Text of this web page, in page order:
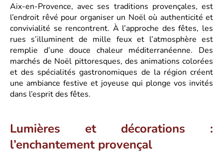
Aix-en-Provence, avec ses traditions provençales, est
l’endroit rêvé pour organiser un Noël où authenticité et
convivialité se rencontrent. À l’approche des fêtes, les
rues s’illuminent de mille feux et l’atmosphère est
remplie d’une douce chaleur méditerranéenne. Des
marchés de Noël pittoresques, des animations colorées
et des spécialités gastronomiques de la région créent
une ambiance festive et joyeuse qui plonge vos invités
dans l’esprit des fêtes.
Lumières et décorations :
l’enchantement provençal